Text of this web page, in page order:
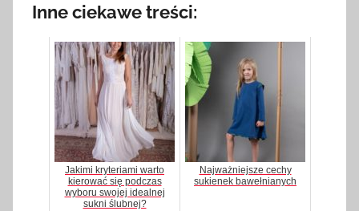
Inne ciekawe treści:
Jakimi kryteriami warto
kierować się podczas
wyboru swojej idealnej
sukni ślubnej?
Najważniejsze cechy
sukienek bawełnianych